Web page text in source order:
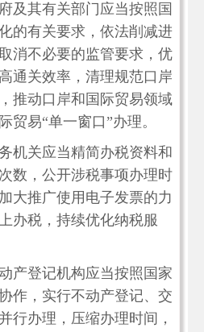
及其有关部门应当按照国
的有关要求，依法削减进
消不必要的监管要求，优
通关效率，清理规范口岸
推动口岸和国际贸易领域
贸易“单一窗口”办理。
机关应当精简办税资料和
数，公开涉税事项办理时
大推广使用电子发票的力
办税，持续优化纳税服
产登记机构应当按照国家
作，实行不动产登记、交
行办理，压缩办理时间，